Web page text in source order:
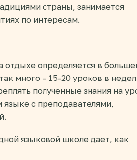
страны, занимается
по интересам.
отдыхе определяется в
много – 15-20 уроков в
полученные знания на
с преподавателями,
языковой школе дает, как